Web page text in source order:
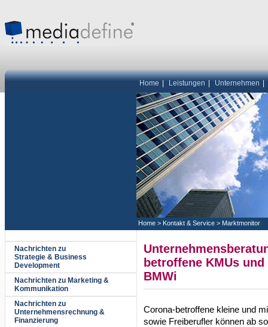
Home Leistungen Unternehmen
Home > Kontakt & Service > Marktmonitor
Nachrichten zu
Strategie & Business
Development
Nachrichten zu Marketing &
Kommunikation
Nachrichten zu
Unternehmensrechnung &
Finanzierung
betroffene KMUs
BMWi
Corona-betroffene kleine und
sowie Freiberufler können ab